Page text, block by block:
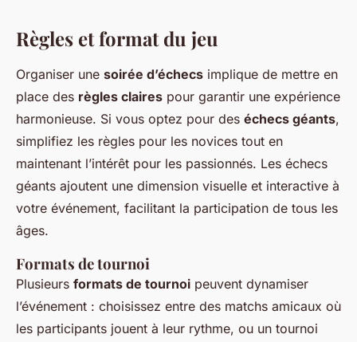
Règles et format du jeu
Organiser une soirée d’échecs implique de mettre en
place des règles claires pour garantir une expérience
harmonieuse. Si vous optez pour des échecs géants,
simplifiez les règles pour les novices tout en
maintenant l’intérêt pour les passionnés. Les échecs
géants ajoutent une dimension visuelle et interactive à
votre événement, facilitant la participation de tous les
âges.
Formats de tournoi
Plusieurs formats de tournoi peuvent dynamiser
l’événement : choisissez entre des matchs amicaux où
les participants jouent à leur rythme, ou un tournoi